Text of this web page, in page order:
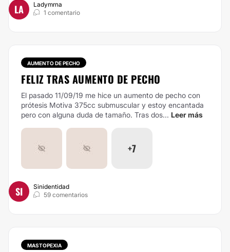
LA
Ladymrna
1 comentario
AUMENTO DE PECHO
FELIZ TRAS AUMENTO DE PECHO
El pasado 11/09/19 me hice un aumento de pecho con
prótesis Motiva 375cc submuscular y estoy encantada
pero con alguna duda de tamaño. Tras dos... Leer más
+7
SI
Sinidentidad
59 comentarios
MASTOPEXIA